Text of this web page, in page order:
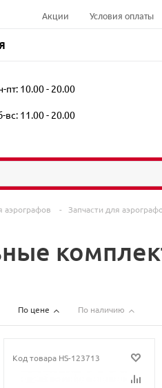
Акции Условия оплаты
10.00 - 20.00
11.00 - 20.00
аэрографов - Запчасти для
По цене По наличию
Код товара HS-123713